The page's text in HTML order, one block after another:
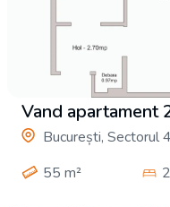
Vand apartament
București, Sectorul 4
55 m²